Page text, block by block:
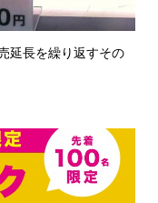
延長を繰り返すその